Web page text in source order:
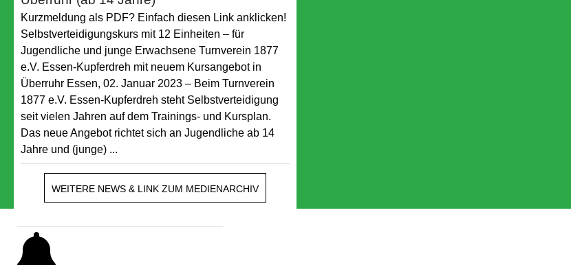
Kurzmeldung als PDF? Einfach diesen Link anklicken!
Selbstverteidigungskurs mit 12 Einheiten – für
Jugendliche und junge Erwachsene Turnverein 1877
e.V. Essen-Kupferdreh mit neuem Kursangebot in
Überruhr Essen, 02. Januar 2023 – Beim Turnverein
1877 e.V. Essen-Kupferdreh steht Selbstverteidigung
seit vielen Jahren auf dem Trainings- und Kursplan.
Das neue Angebot richtet sich an Jugendliche ab 14
Jahre und (junge) ...
WEITERE NEWS & LINK ZUM MEDIENARCHIV